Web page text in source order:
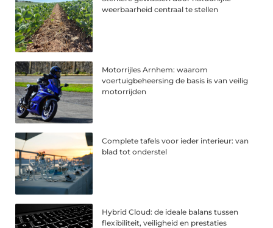
weerbaarheid centraal te stellen
Motorrijles Arnhem: waarom
voertuigbeheersing de basis is van veilig
motorrijden
Complete tafels voor ieder interieur: van
blad tot onderstel
Hybrid Cloud: de ideale balans tussen
flexibiliteit, veiligheid en prestaties